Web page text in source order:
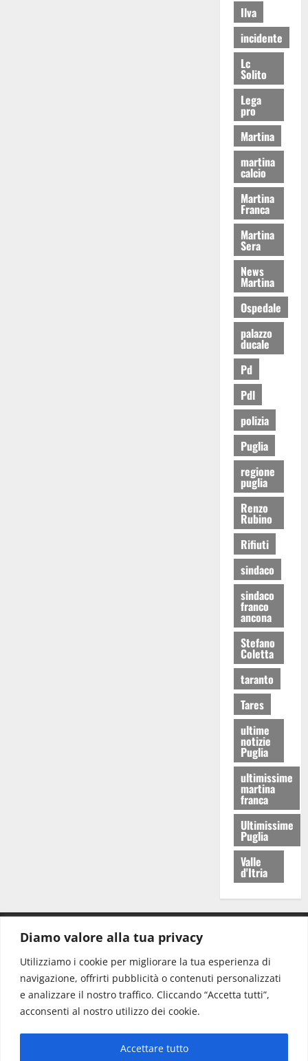
Diamo valore alla tua privacy
Utilizziamo i cookie per migliorare la tua esperienza di
navigazione, offrirti pubblicità o contenuti personalizzati
e analizzare il nostro traffico. Cliccando “Accetta tutti”,
acconsenti al nostro utilizzo dei cookie.
Accettare tutto
Ilva
incidente
Lc
Solito
Lega
pro
Martina
martina
calcio
Martina
Franca
Martina
Sera
News
Martina
Ospedale
palazzo
ducale
Pd
Pdl
polizia
Puglia
regione
puglia
Renzo
Rubino
Rifiuti
sindaco
sindaco
franco
ancona
Stefano
Coletta
taranto
Tares
ultime
notizie
Puglia
ultimissime
martina
franca
Ultimissime
Puglia
Valle
d'Itria
Redazione: redazione@www.martinasera.it
Direttore:direttore@www.martinasera.it
Info & Commerciale:info@www.martinasera.it